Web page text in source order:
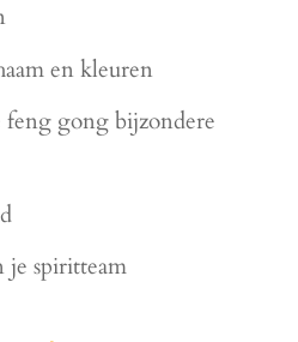
en kleuren
feng gong bijzondere
je spiritteam